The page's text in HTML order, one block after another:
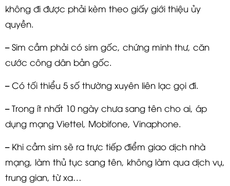
không đi được phải kèm theo giấy giới thiệu ủy
quyền.
– Sim cầm phải có sim gốc, chứng minh thư, căn
cước công dân bản gốc.
– Có tối thiểu 5 số thường xuyên liên lạc gọi đi.
– Trong ít nhất 10 ngày chưa sang tên cho ai, áp
dụng mạng Viettel, Mobifone, Vinaphone.
– Khi cầm sim sẽ ra trực tiếp điểm giao dịch nhà
mạng, làm thủ tục sang tên, không làm qua dịch vụ,
trung gian, từ xa…